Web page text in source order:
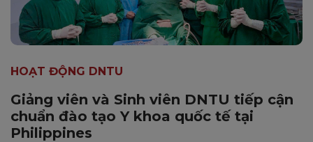
HOẠT ĐỘNG DNTU
Giảng viên và Sinh viên DNTU tiếp cận
chuẩn đào tạo Y khoa quốc tế tại
Philippines